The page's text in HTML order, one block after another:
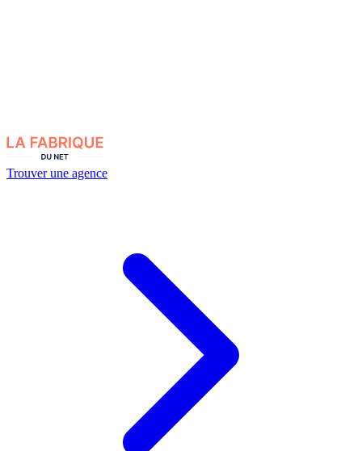
Trouver une agence